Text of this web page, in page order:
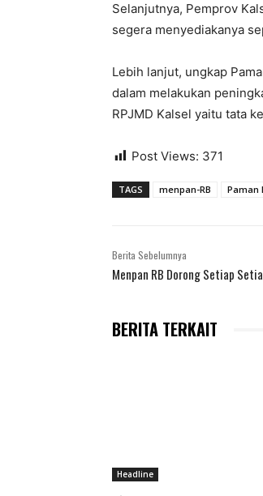
Selanjutnya, Pemprov
segera menyediakanya
Lebih lanjut, ungkap
dalam melakukan
RPJMD Kalsel yaitu tata
Post Views: 371
TAGS menpan-RB Paman
Berita Sebelumnya
Menpan RB Dorong Setiap
BERITA TERKAIT
Headline